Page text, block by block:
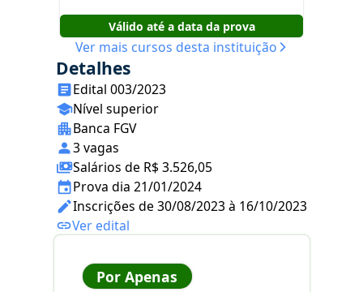
Válido até a data da prova
Ver mais cursos desta instituição
Detalhes
Edital 003/2023
Nível superior
Banca FGV
3 vagas
Salários de R$ 3.526,05
Prova dia 21/01/2024
Inscrições de 30/08/2023 à 16/10/2023
Ver edital
Por Apenas